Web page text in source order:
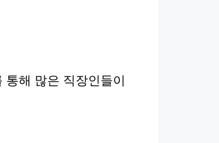
해 많은 직장인들이